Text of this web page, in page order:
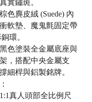
實鏽斑。
色麂皮絨 (Suede) 內
軟墊、魔鬼氈固定帶
環。
色塗裝全金屬底座與
，搭配中央金屬支
細桿與鋁製銘牌。
：
真人頭部全比例尺